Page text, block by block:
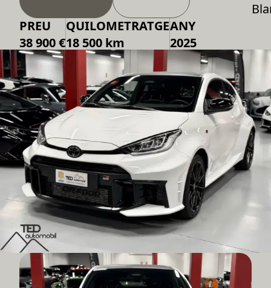
PREU
38 900 €
QUILOMETRATGE
18 500 km
ANY
2025